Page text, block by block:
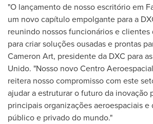
"O lançamento de nosso escritório em
um novo capítulo empolgante para a
reunindo nossos funcionários e clientes
para criar soluções ousadas e prontas
Cameron Art, presidente da DXC para
Unido. "Nosso novo Centro
reitera nosso compromisso com este
ajudar a estruturar o futuro da inovação
principais organizações aeroespaciais
público e privado do mundo."